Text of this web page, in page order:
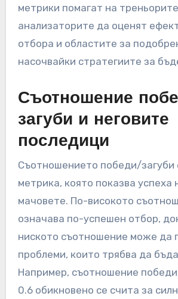
метрики помагат на
анализаторите да оценят
отбора и областите за
насочвайки стратегиите за
Съотношение
загуби и неговите
последици
Съотношението победи/загуби
метрика, която показва успеха
мачовете. По-високото
означава по-успешен отбор,
ниското съотношение може да
проблеми, които трябва да
Например, съотношение
0.6 обикновено се счита за